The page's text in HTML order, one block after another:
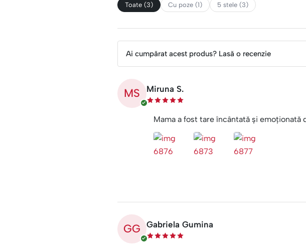
Toate (3) Cu poze (1) 5 stele (3)
Ai cumpărat acest produs? Lasă o recenzie
MS Miruna S.
Mama a fost tare încântată și
GG Gabriela Gumina